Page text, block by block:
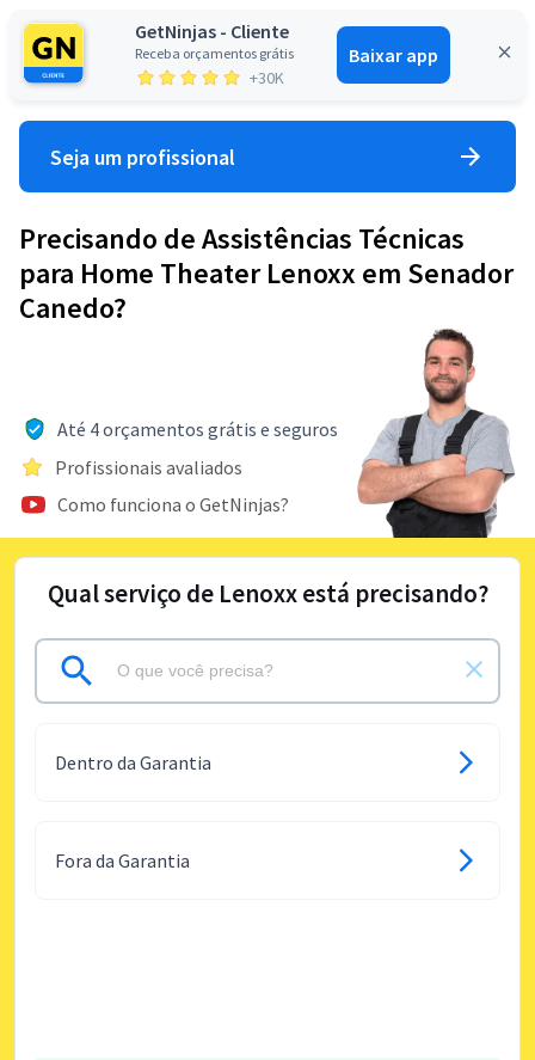
GetNinjas - Cliente
Receba orçamentos grátis
+30K
Baixar app
Entrar
Seja um profissional
Precisando de Assistências Técnicas
para Home Theater Lenoxx em Senador
Canedo?
Até 4 orçamentos grátis e seguros
Profissionais avaliados
Como funciona o GetNinjas?
Qual serviço de Lenoxx está precisando?
Dentro da Garantia
Fora da Garantia